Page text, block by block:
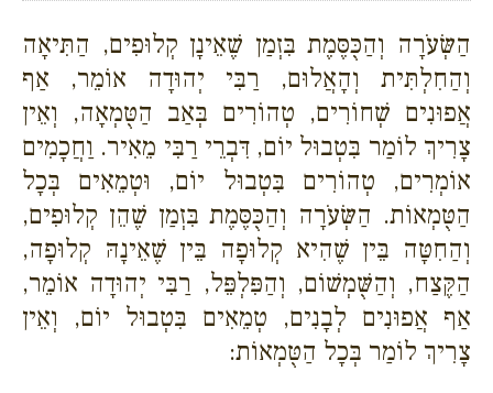
הַשְּׂעֹרָה וְהַכֻּסֶּמֶת בִּזְמַן שֶׁאֵינָן קְלוּפִים, הַתִּיאָה
וְהַחִלְתִּית וְהָאֲלוּם, רַבִּי יְהוּדָה אוֹמֵר, אַף
אֲפוּנִים שְׁחוֹרִים, טְהוֹרִים בְּאַב הַטֻּמְאָה, וְאֵין
צָרִיךְ לוֹמַר בִּטְבוּל יוֹם, דִּבְרֵי רַבִּי מֵאִיר. וַחֲכָמִים
אוֹמְרִים, טְהוֹרִים בִּטְבוּל יוֹם, וּטְמֵאִים בְּכָל
הַטֻּמְאוֹת. הַשְּׂעֹרָה וְהַכֻּסֶּמֶת בִּזְמַן שֶׁהֵן קְלוּפִים,
וְהַחִטָּה בֵּין שֶׁהִיא קְלוּפָה בֵּין שֶׁאֵינָהּ קְלוּפָה,
הַקֶּצַח, וְהַשֻּׁמְשׁוֹם, וְהַפִּלְפֵּל, רַבִּי יְהוּדָה אוֹמֵר,
אַף אֲפוּנִים לְבָנִים, טְמֵאִים בִּטְבוּל יוֹם, וְאֵין
צָרִיךְ לוֹמַר בְּכָל הַטֻּמְאוֹת: